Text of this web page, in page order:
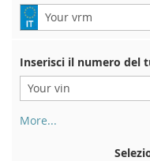
Inserisci il numero del
More...
immatricolazione. E